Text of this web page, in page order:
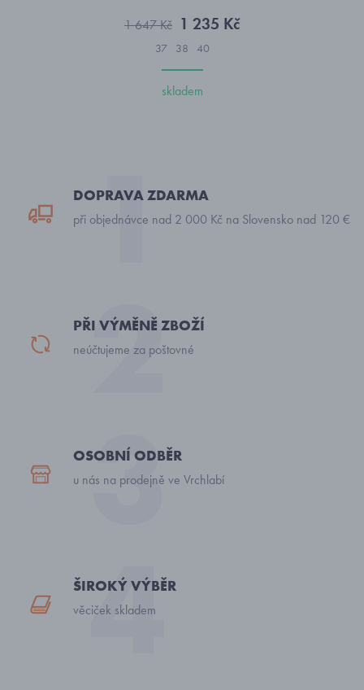
1 647 Kč 1 235 Kč
37 38 40
skladem
DOPRAVA ZDARMA
při objednávce nad 2 000 Kč na Slovensko nad 120 €
PŘI VÝMĚNĚ ZBOŽÍ
neúčtujeme za poštovné
OSOBNÍ ODBĚR
u nás na prodejně ve Vrchlabí
ŠIROKÝ VÝBĚR
věciček skladem